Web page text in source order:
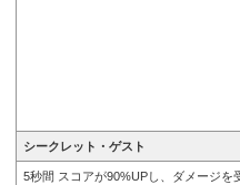
シークレット・ゲスト
5秒間 スコアが90%UPし、ダメージを